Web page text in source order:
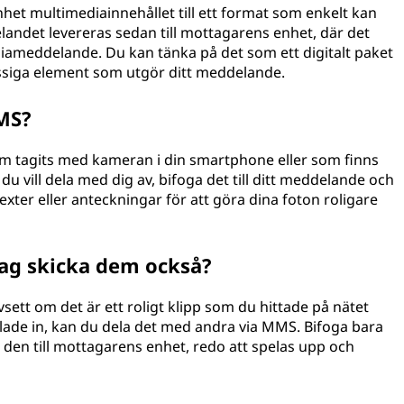
multimediainnehållet till ett format som enkelt kan
levereras sedan till mottagarens enhet, där det
Du kan tänka på det som ett digitalt paket
element som utgör ditt meddelande.
tagits med kameran i din smartphone eller som finns
vill dela med dig av, bifoga det till ditt meddelande och
eller anteckningar för att göra dina foton roligare
skicka dem också?
om det är ett roligt klipp som du hittade på nätet
in, kan du dela det med andra via MMS. Bifoga bara
till mottagarens enhet, redo att spelas upp och